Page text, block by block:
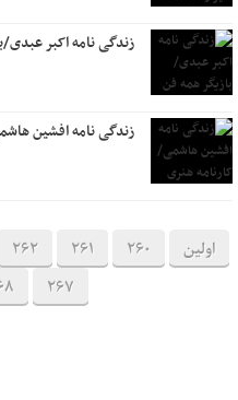
زندگی نامه اکبر
زندگی نامه افشین
اولین 260
261
262
267